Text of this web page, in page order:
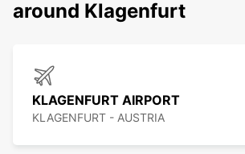
around Klagenfurt
KLAGENFURT AIRPORT
KLAGENFURT - AUSTRIA